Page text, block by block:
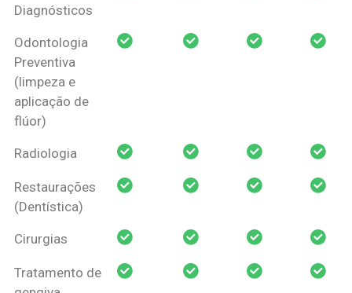
Diagnósticos
Odontologia
Preventiva
(limpeza e
aplicação de
flúor)
Radiologia
Restaurações
(Dentística)
Cirurgias
Tratamento de